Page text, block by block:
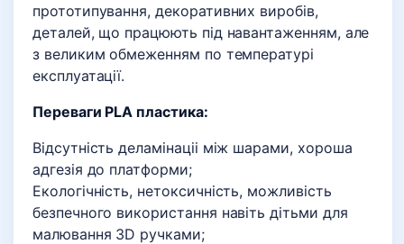
прототипування, декоративних виробів,
деталей, що працюють під навантаженням, але
з великим обмеженням по температурі
експлуатації.
Переваги PLA пластика:
Відсутність деламінаціі між шарами, хороша
адгезія до платформи;
Екологічність, нетоксичність, можливість
безпечного використання навіть дітьми для
малювання 3D ручками;